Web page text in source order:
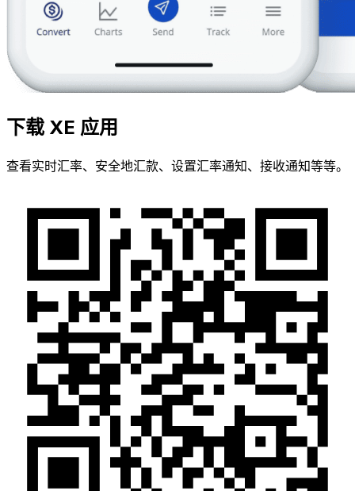
下载 XE 应用
查看实时汇率、安全地汇款、设置汇率通知、接收通知等等。